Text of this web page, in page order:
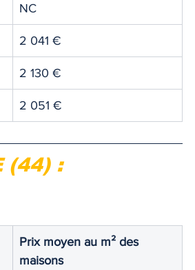
NC
2 041 €
2 130 €
2 051 €
(44) :
Prix moyen au m² des
maisons